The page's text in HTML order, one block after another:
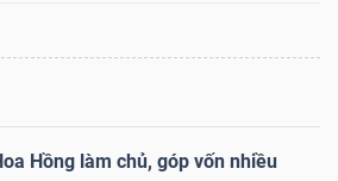
Hồng làm chủ, góp vốn nhiều